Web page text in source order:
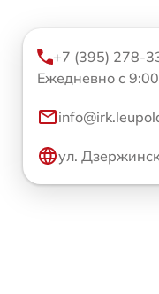
+7 (395) 278-
Ежедневно с
ул.